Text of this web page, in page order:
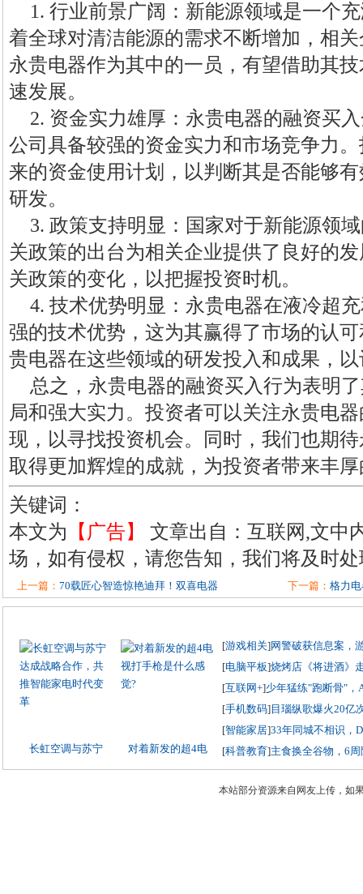
1. 行业前景广阔：新能源领域是一个
着全球对清洁能源的需求不断增加，相
永贵电器作为其中的一员，有望借助其
速发展。
2. 资金实力雄厚：永贵电器的融资买
公司具备较强的资金实力和市场竞争力
来的资金使用计划，以判断其是否能够
研发。
3. 政策支持明显：国家对于新能源领
关政策的出台为相关企业提供了良好的
关政策的变化，以把握投资时机。
4. 技术优势明显：永贵电器在液冷超
强的技术优势，这为其赢得了市场的认
贵电器在这些领域的研发投入和成果，
总之，永贵电器的融资买入行为表明
局和强大实力。投资者可以关注永贵电
现，以寻找投资机会。同时，我们也期
取得更加辉煌的成就，为投资者带来丰
关键词：
本文为 【广告】
文章出自：互联网,文中
场，如有侵权，请您告知，我们将及时
上一篇： 70载匠心智造惊艳迪拜！双喜电器 下一篇： 格力
长虹空调与苏宁 对着新发的超4电
[游戏相关]网警破获信息案，
[电脑平板]烧烤店《将进酒》
[互联网+]少年猛练"跑断骨"，
[手机数码]目瑙纵歌爆火20亿
[智能家居]33年同城不相识，
[科普教育]主食换全谷物，6
本站部分资源来自网友上传，如